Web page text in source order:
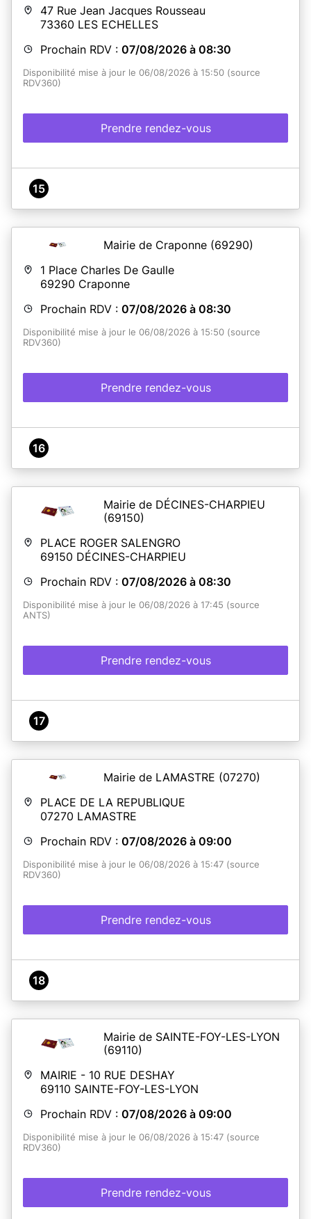
47 Rue Jean Jacques Rousseau
73360 LES ECHELLES
Prochain RDV : 07/08/2026 à 08:30
Disponibilité mise à jour le 06/08/2026 à 15:50 (source
RDV360)
Prendre rendez-vous
15
Mairie de Craponne (69290)
1 Place Charles De Gaulle
69290 Craponne
Prochain RDV : 07/08/2026 à 08:30
Disponibilité mise à jour le 06/08/2026 à 15:50 (source
RDV360)
Prendre rendez-vous
16
Mairie de DÉCINES-CHARPIEU
(69150)
PLACE ROGER SALENGRO
69150 DÉCINES-CHARPIEU
Prochain RDV : 07/08/2026 à 08:30
Disponibilité mise à jour le 06/08/2026 à 17:45 (source
ANTS)
Prendre rendez-vous
17
Mairie de LAMASTRE (07270)
PLACE DE LA REPUBLIQUE
07270 LAMASTRE
Prochain RDV : 07/08/2026 à 09:00
Disponibilité mise à jour le 06/08/2026 à 15:47 (source
RDV360)
Prendre rendez-vous
18
Mairie de SAINTE-FOY-LES-LYON
(69110)
MAIRIE - 10 RUE DESHAY
69110 SAINTE-FOY-LES-LYON
Prochain RDV : 07/08/2026 à 09:00
Disponibilité mise à jour le 06/08/2026 à 15:47 (source
RDV360)
Prendre rendez-vous